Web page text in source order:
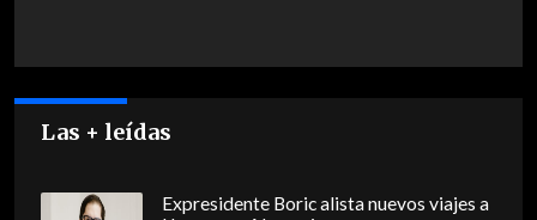
Las + leídas
Expresidente Boric alista nuevos viajes a